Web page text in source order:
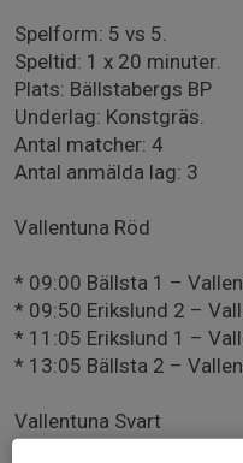
Spelform: 5 vs 5.
Speltid: 1 x 20 minuter.
Plats: Bällstabergs BP
Underlag: Konstgräs.
Antal matcher: 4
Antal anmälda lag: 3
Vallentuna Röd
* 09:00 Bällsta 1 –
* 09:50 Erikslund 2 –
* 11:05 Erikslund 1 –
* 13:05 Bällsta 2 –
Vallentuna Svart